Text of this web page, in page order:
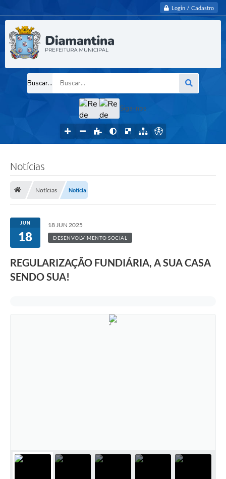
Login / Cadastro
Buscar...
Siga-nos
Notícias
Notícias Notícia
JUN
18
18 JUN 2025
DESENVOLVIMENTO SOCIAL
REGULARIZAÇÃO FUNDIÁRIA, A SUA CASA
SENDO SUA!